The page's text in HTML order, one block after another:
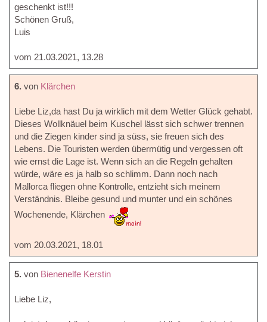
geschenkt ist!!!
Schönen Gruß,
Luis
vom 21.03.2021, 13.28
6. von Klärchen
Liebe Liz,da hast Du ja wirklich mit dem Wetter Glück gehabt.
Dieses Wollknäuel beim Kuschel lässt sich schwer trennen
und die Ziegen kinder sind ja süss, sie freuen sich des
Lebens. Die Touristen werden übermütig und vergessen oft
wie ernst die Lage ist. Wenn sich an die Regeln gehalten
würde, wäre es ja halb so schlimm. Dann noch nach
Mallorca fliegen ohne Kontrolle, entzieht sich meinem
Verständnis. Bleibe gesund und munter und ein schönes
Wochenende, Klärchen
vom 20.03.2021, 18.01
5. von Bienenelfe Kerstin
Liebe Liz,